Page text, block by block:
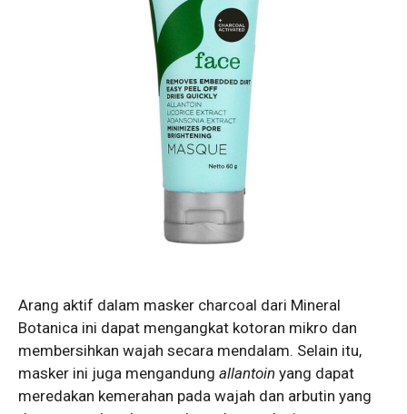
Arang aktif dalam masker charcoal dari Mineral
Botanica ini dapat mengangkat kotoran mikro dan
membersihkan wajah secara mendalam. Selain itu,
masker ini juga mengandung allantoin yang dapat
meredakan kemerahan pada wajah dan arbutin yang